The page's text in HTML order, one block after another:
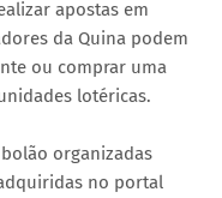
apostas em
da Quina podem
ou comprar uma
lotéricas.
organizadas
no portal